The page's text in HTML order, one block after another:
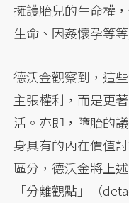
擁護胎兒的生命權
生命、因姦懷孕等
德沃金觀察到，這
主張權利，而是更
活。亦即，墮胎的
身具有的內在價值
區分，德沃金將上
「分離觀點」（